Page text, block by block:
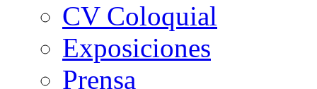
CV Coloquial
Exposiciones
Prensa